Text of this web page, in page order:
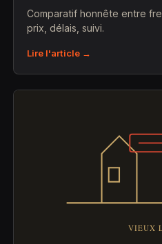
Comparatif honnête entre
prix, délais, suivi.
Lire l'article →